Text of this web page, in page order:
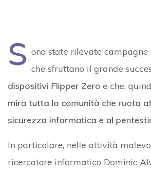
S ono state rilevate campagne
che sfruttano il grande
dispositivi Flipper Zero e che,
mira tutta la comunità che ruota
sicurezza informatica e al
In particolare, nelle attività
ricercatore informatico Dominic